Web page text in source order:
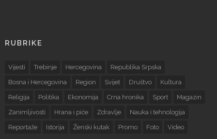
RUBRIKE
Vijesti Trebinje Hercegovina Republika Srpska
Bosna i Hercegovina Region Svijet Društvo Kultura
Religija Politika Ekonomija Crna hronika Sport Magazin
Zanimljivosti Hrana i piće Zdravlje Nauka i tehnologija
Reportaže Istorija Ženski kutak Promo Foto Video